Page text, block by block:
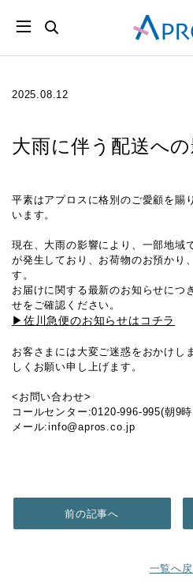
2025.08.12
大雨に伴う配送へ
平素はアプロスに格別のご愛顧を賜
います。
現在、大雨の影響により、一部地域
が発生しており、お荷物のお預かり
す。
お届けに関する最新のお知らせにつ
せをご確認ください。
▶佐川急便のお知らせはコチラ
お客さまには大変ご迷惑をおかけし
しくお願い申し上げます。
<お問い合わせ>
コールセンター:0120-996-995(朝9
メール:info@apros.co.jp
前の記事へ
一覧へ